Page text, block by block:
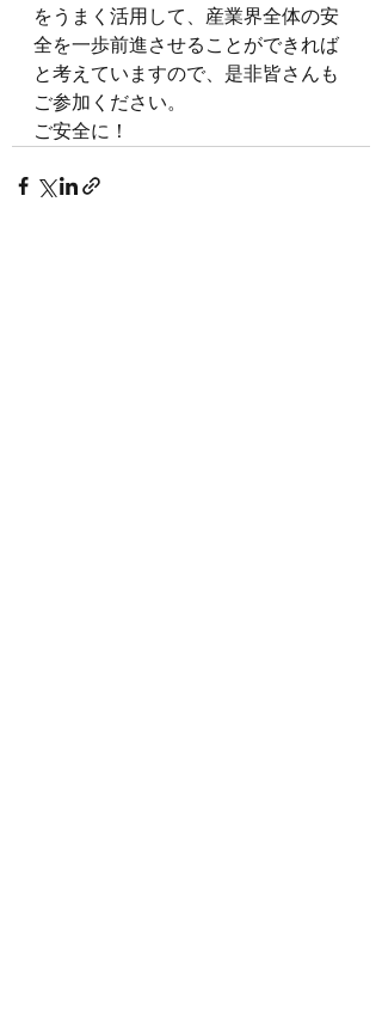
をうまく活用して、産業界全体の安
全を一歩前進させることができれば
と考えていますので、是非皆さんも
ご参加ください。
ご安全に！